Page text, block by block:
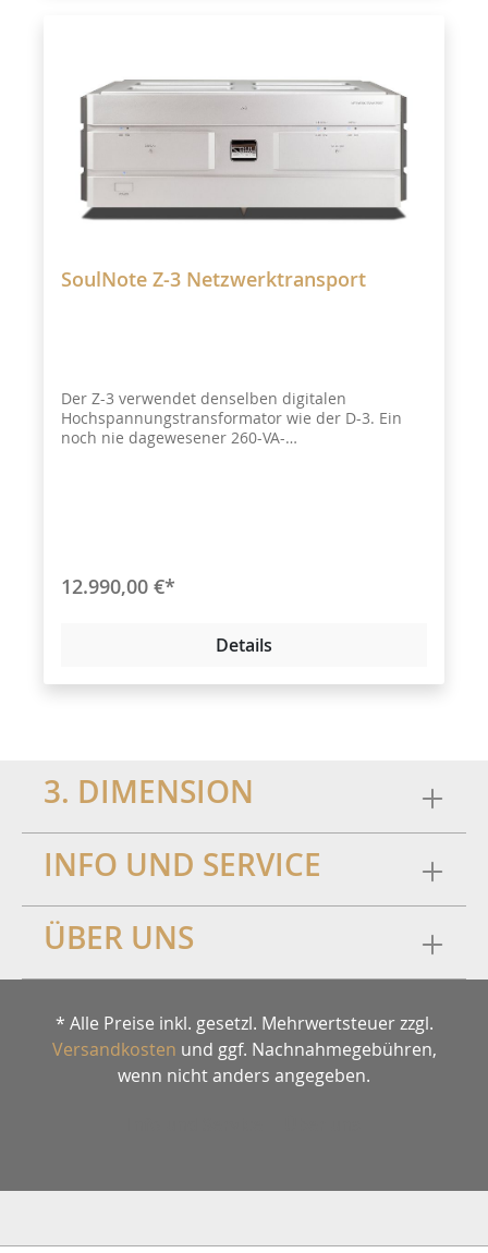
SoulNote Z-3 Netzwerktransport
Der Z-3 verwendet denselben digitalen
Hochspannungstransformator wie der D-3. Ein
noch nie dagewesener 260-VA-
Vergrößerung verwendet. Dies sorgt für
unendliche Ausdruckskraft mit überbordender
12.990,00 €*
Details
3. DIMENSION
INFO UND SERVICE
ÜBER UNS
* Alle Preise inkl. gesetzl. Mehrwertsteuer zzgl.
Versandkosten und ggf. Nachnahmegebühren,
wenn nicht anders angegeben.